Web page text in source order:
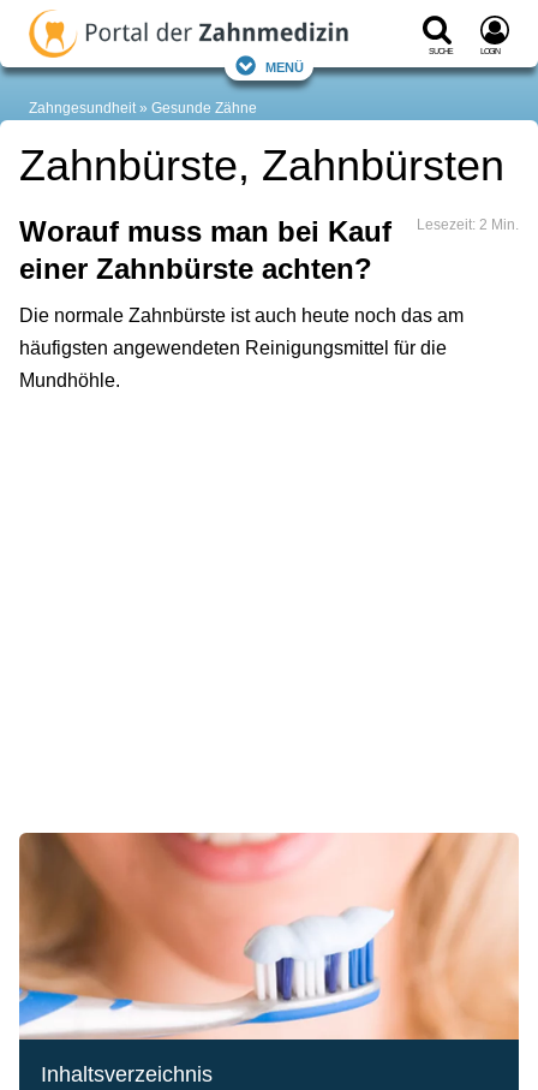
Suche Login
Menü
Zahngesundheit Gesunde Zähne
Zahnbürste, Zahnbürsten
Lesezeit: 2 Min.
Worauf muss man bei Kauf
einer Zahnbürste achten?
Die normale Zahnbürste ist auch heute noch das am
häufigsten angewendeten Reinigungsmittel für die
Mundhöhle.
Inhaltsverzeichnis